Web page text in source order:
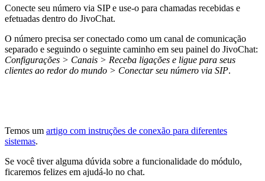
Conecte seu número via SIP e use-o para chamadas recebidas e
efetuadas dentro do JivoChat.
O número precisa ser conectado como um canal de comunicação
separado e seguindo o seguinte caminho em seu painel do JivoChat:
Configurações > Canais > Receba ligações e ligue para seus
clientes ao redor do mundo > Conectar seu número via SIP.
Temos um artigo com instruções de conexão para diferentes
sistemas.
Se você tiver alguma dúvida sobre a funcionalidade do módulo,
ficaremos felizes em ajudá-lo no chat.